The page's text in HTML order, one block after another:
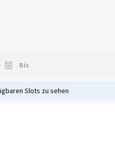
Slots zu sehen